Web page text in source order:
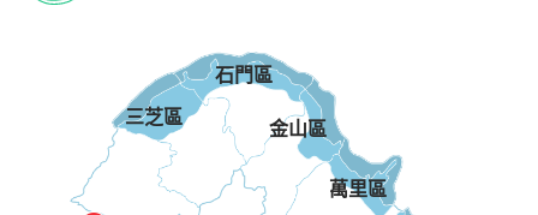
三芝區
石門區
金山區
萬里區